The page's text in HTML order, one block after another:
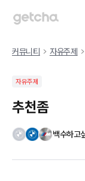
커뮤니티 자유주제
자유주제
추천좀
백수하고